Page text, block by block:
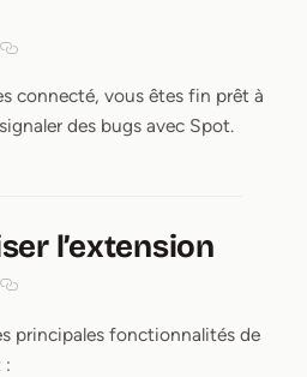
connecté, vous êtes fin prêt à
des bugs avec Spot.
l’extension
principales fonctionnalités de
: